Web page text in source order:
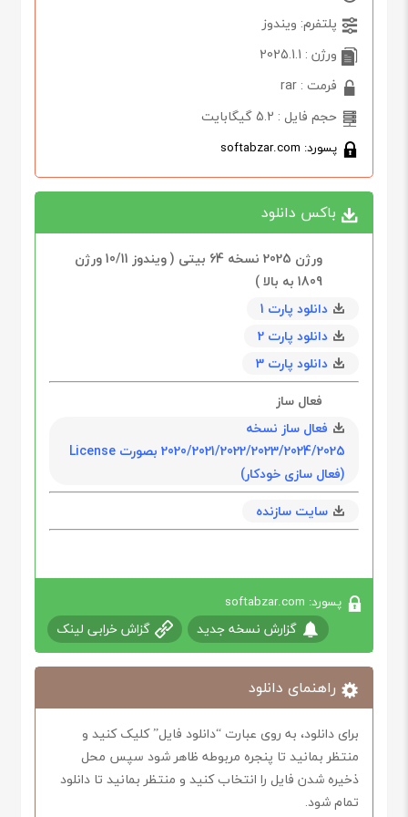
پلتفرم: ویندوز
ورژن : 2025.1.1
فرمت : rar
حجم فایل : 5.2 گیگابایت
پسورد: softabzar.com
باکس دانلود
ورژن 2025 نسخه 64 ‌بیتی ( و‌یندوز 10/11 ورژن
1809 به بالا )
دانلود پارت 1
دانلود پارت 2
دانلود پارت 3
فعال ساز
فعال ساز نسخه
2020/2021/2022/2023/2024/2025 بصورت License
(فعال سازی خودکار)
سایت سازنده
پسورد: softabzar.com
گزارش نسخه جدید گزاش خرابی لینک
راهنمای دانلود
برای دانلود، به روی عبارت “دانلود فایل” کلیک کنید و
منتظر بمانید تا پنجره مربوطه ظاهر شود سپس محل
ذخیره شدن فایل را انتخاب کنید و منتظر بمانید تا دانلود
تمام شود.